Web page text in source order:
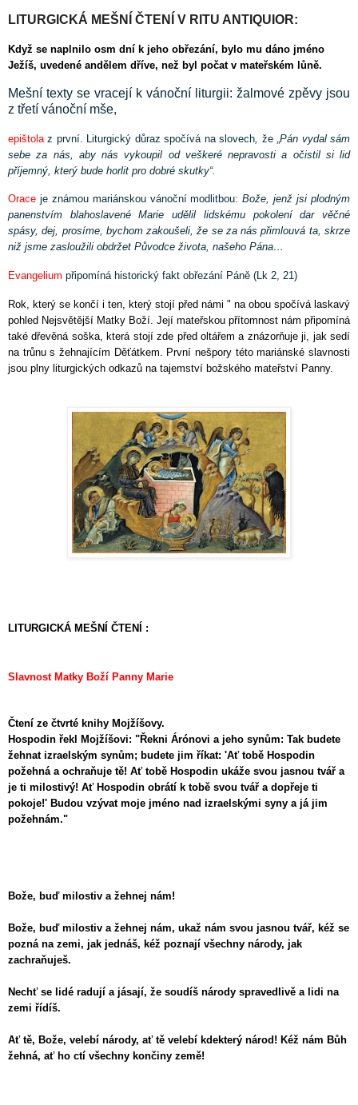
LITURGICKÁ MEŠNÍ ČTENÍ V RITU ANTIQUIOR:
Když se naplnilo osm dní k jeho obřezání, bylo mu dáno jméno
Ježíš, uvedené andělem dříve, než byl počat v mateřském lůně.
Mešní texty se vracejí k vánoční liturgii: žalmové zpěvy jsou
z třetí vánoční mše,
epištola z první. Liturgický důraz spočívá na slovech že„Pán vydal sám
sebe za nás, aby nás vykoupil od veškeré nepravosti a očistil si lid
příjemný, který bude horlit pro dobré skutky“.
Orace je známou mariánskou vánoční modlitbou: Bože, jenž jsi plodným
panenstvím blahoslavené Marie udělil lidskému pokolení dar věčné
spásy, dej, prosíme, bychom zakoušeli, že se za nás přimlouvá ta, skrze
niž jsme zasloužili obdržet Původce života, našeho Pána…
Evangelium připomíná historický fakt obřezání Páně (Lk 2, 21)
Rok, který se končí i ten, který stojí před námi " na obou spočívá laskavý
pohled Nejsvětější Matky Boží. Její mateřskou přítomnost nám připomíná
také dřevěná soška, která stojí zde před oltářem a znázorňuje ji, jak sedí
na trůnu s žehnajícím Děťátkem. První nešpory této mariánské slavnosti
jsou plny liturgických odkazů na tajemství božského mateřství Panny.
LITURGICKÁ MEŠNÍ ČTENÍ :
Slavnost Matky Boží Panny Marie
Čtení ze čtvrté knihy Mojžíšovy.
Hospodin řekl Mojžíšovi: "Řekni Árónovi a jeho synům: Tak budete
žehnat izraelským synům; budete jim říkat: 'Ať tobě Hospodin
požehná a ochraňuje tě! Ať tobě Hospodin ukáže svou jasnou tvář a
je ti milostivý! Ať Hospodin obrátí k tobě svou tvář a dopřeje ti
pokoje!' Budou vzývat moje jméno nad izraelskými syny a já jim
požehnám."
Bože, buď milostiv a žehnej nám!
Bože, buď milostiv a žehnej nám, ukaž nám svou jasnou tvář, kéž se
pozná na zemi, jak jednáš, kéž poznají všechny národy, jak
zachraňuješ.
Nechť se lidé radují a jásají, že soudíš národy spravedlivě a lidi na
zemi řídíš.
Ať tě, Bože, velebí národy, ať tě velebí kdekterý národ! Kéž nám Bůh
žehná, ať ho ctí všechny končiny země!